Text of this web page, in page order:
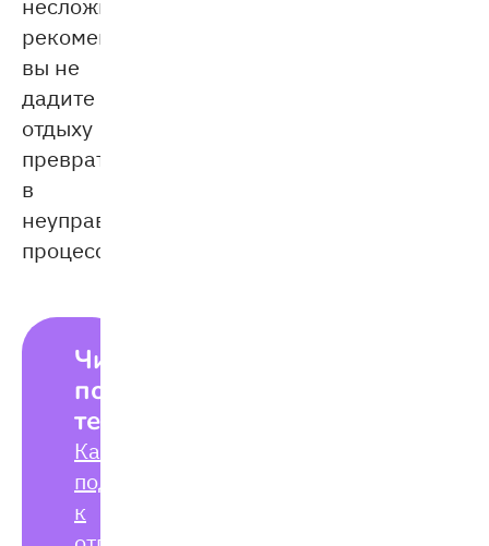
рекомендации,
вы не
дадите
отдыху
превратиться
в
неуправляемый
процесс.
Читайте
по
теме:
Как
подготовиться
к